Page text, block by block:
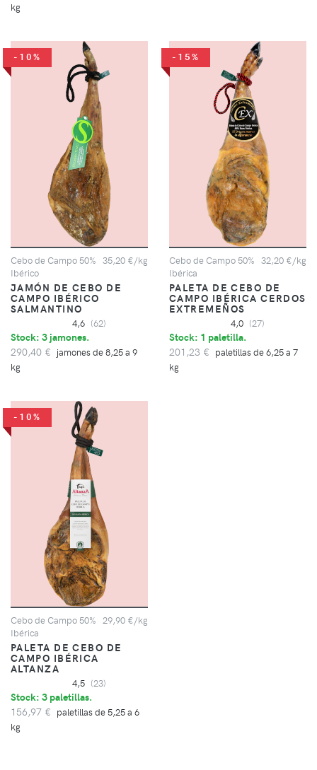
kg
-10%
Cebo de Campo 50%
Ibérico
35,20 €/kg
JAMÓN DE CEBO DE
CAMPO IBÉRICO
SALMANTINO
4,6 (62)
Stock: 3 jamones.
290,40 € jamones de 8,25 a 9
kg
-15%
Cebo de Campo 50%
Ibérica
32,20 €/kg
PALETA DE CEBO DE
CAMPO IBÉRICA CERDOS
EXTREMEÑOS
4,0 (27)
Stock: 1 paletilla.
201,23 € paletillas de 6,25 a 7
kg
-10%
Cebo de Campo 50%
Ibérica
29,90 €/kg
PALETA DE CEBO DE
CAMPO IBÉRICA
ALTANZA
4,5 (23)
Stock: 3 paletillas.
156,97 € paletillas de 5,25 a 6
kg